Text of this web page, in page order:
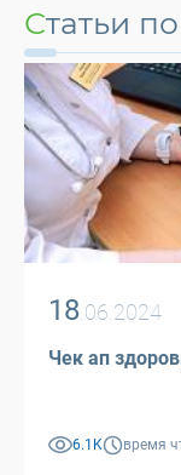
Статьи
18 .06.2024
Чек ап
6.1K время